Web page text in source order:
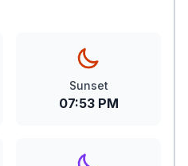
Sunset
07:53 PM